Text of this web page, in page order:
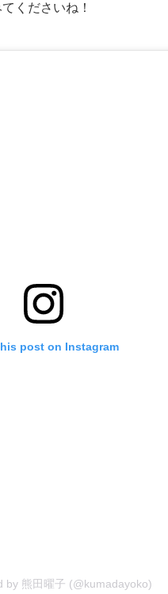
くださいね！
post on Instagram
by 熊田曜子 (@kumadayoko)